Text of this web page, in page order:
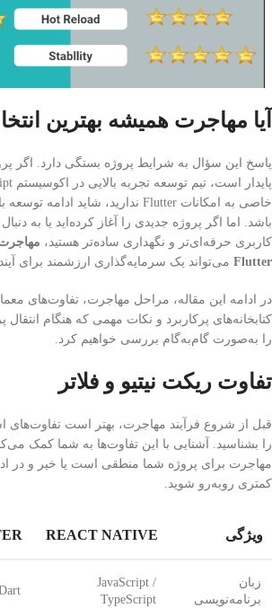
آیا مهاجرت همیشه بهترین
باشد. اما اگر پروژه جدیدی را آغاز کرده‌اید یا به
کاربری حرفه‌ای‌تر و نگهداری ساده‌تر هستید،
Flutter می‌تواند یک سرمایه‌گذاری ارزشمند برای
در ادامه این مقاله، مراحل مهاجرت، تفاوت‌های
کتابخانه‌های پرکاربرد و نکات مهمی که هنگام انتقال
را به‌صورت گام‌به‌گام بررسی خواهیم کرد.
تفاوت ریکت نیتیو و فلاتر
قبل از شروع فرآیند مهاجرت، بهتر است
را بشناسید. آشنایی با این تفاوت‌ها به شما کمک
مهاجرت برای پروژه شما منطقی است یا خیر و در
کمتری روبه‌رو شوید.
ویژگی REACT NATIVE
زبان
برنامه‌نویسی
JavaScript /
TypeScript